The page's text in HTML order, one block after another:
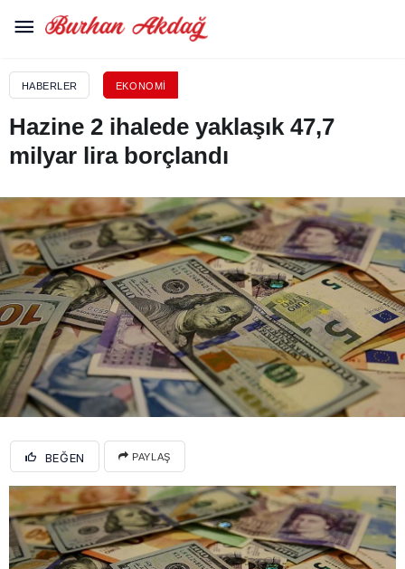
HABERLER EKONOMI
Hazine 2 ihalede yaklaşık 47,7
milyar lira borçlandı
BEĞEN PAYLAŞ